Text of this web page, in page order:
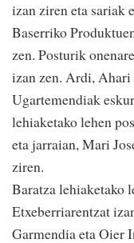
izan ziren eta sariak
Baserriko
zen. Posturik
izan zen. Ardi, Ahari
Ugartemendiak
lehiaketako lehen
eta jarraian, Mari
ziren.
Baratza lehiaketako
Etxeberriarentzat
Garmendia eta Oier